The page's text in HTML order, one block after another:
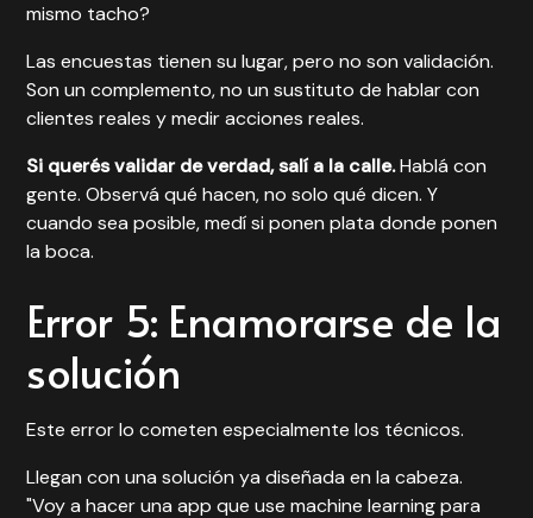
mismo tacho?
Las encuestas tienen su lugar, pero no son validación.
Son un complemento, no un sustituto de hablar con
clientes reales y medir acciones reales.
Si querés validar de verdad, salí a la calle.Hablá con
gente. Observá qué hacen, no solo qué dicen. Y
cuando sea posible, medí si ponen plata donde ponen
la boca.
Error 5: Enamorarse de la
solución
Este error lo cometen especialmente los técnicos.
Llegan con una solución ya diseñada en la cabeza.
"Voy a hacer una app que use machine learning para